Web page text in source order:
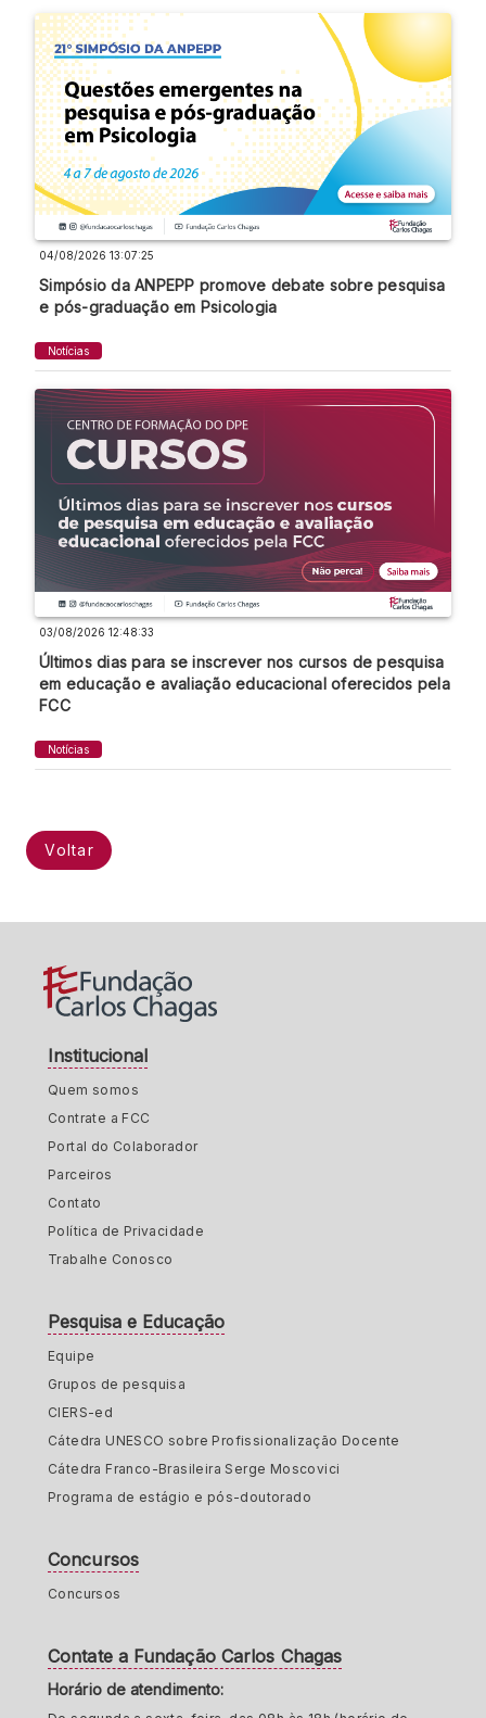
04/08/2026 13:07:25
Simpósio da ANPEPP promove debate sobre pesquisa
e pós-graduação em Psicologia
Notícias
03/08/2026 12:48:33
Últimos dias para se inscrever nos cursos de pesquisa
em educação e avaliação educacional oferecidos pela
FCC
Notícias
Voltar
Institucional
Quem somos
Contrate a FCC
Portal do Colaborador
Parceiros
Contato
Política de Privacidade
Trabalhe Conosco
Pesquisa e Educação
Equipe
Grupos de pesquisa
CIERS-ed
Cátedra UNESCO sobre Profissionalização Docente
Cátedra Franco-Brasileira Serge Moscovici
Programa de estágio e pós-doutorado
Concursos
Concursos
Contate a Fundação Carlos Chagas
Horário de atendimento: